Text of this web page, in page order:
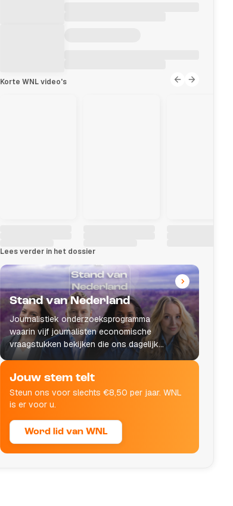
Korte WNL video's
Lees verder in het dossier
Stand van Nederland
Journalistiek onderzoeksprogramma
waarin vijf journalisten economische
vraagstukken bekijken die ons dagelijks
leven raken.
Jouw stem telt
Steun ons voor slechts €8,50 per jaar. WNL
is er voor u.
Word lid van WNL